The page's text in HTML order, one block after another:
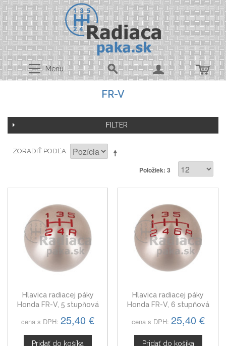
Menu
FR-V
FILTER
ZORADIŤ PODĽA
Položiek: 3
Hlavica radiacej páky
Honda FR-V, 5 stupňová
cena s DPH: 25,40 €
Pridať do košíka
Hlavica radiacej páky
Honda FR-V, 6 stupňová
cena s DPH: 25,40 €
Pridať do košíka